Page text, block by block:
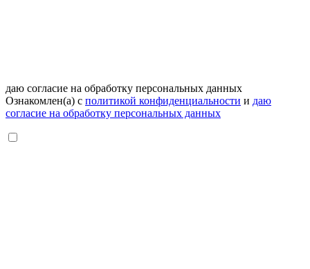
даю согласие на обработку персональных данных
Ознакомлен(а) с политикой конфиденциальности и даю
согласие на обработку персональных данных